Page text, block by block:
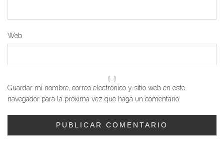
Web
Guardar mi nombre, correo electrónico y sitio web en este
navegador para la próxima vez que haga un comentario.